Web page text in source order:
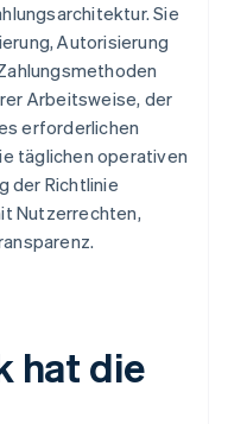
Sie
Autorisierung
Arbeitsweise, der
erforderlichen
täglichen operativen
der Richtlinie
Nutzerrechten,
hat die